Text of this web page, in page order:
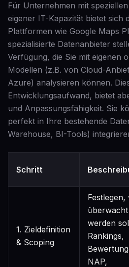
Für Unternehmen mit
eigener IT-Kapazität bietet sich
Plattformen wie Google Maps
spezialisierte Datenanbieter
Verfügung, die Sie mit eigenen
Modellen (z.B. von Cloud-
Azure) analysieren können.
Entwicklungsaufwand, bietet
und Anpassungsfähigkeit. Sie
perfekt in Ihre bestehende
Warehouse, BI-Tools)
Schritt
1. Zieldefinition
& Scoping
Festlegen,
überwacht
werden
Rankings,
NAP,